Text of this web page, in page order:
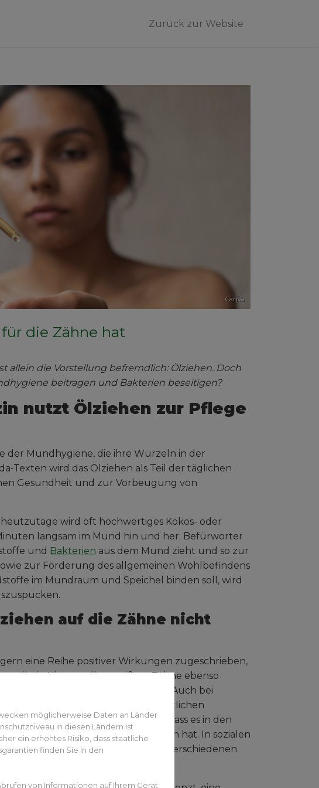
Zurück zur Website
Canva
die Zähne hat
allein die Vorstellung befremdlich: Ölziehen. Doch
beitragen und Bakterien beseitigen?
nutzt Ölziehen zur Pflege
der Mundhygiene, die ihre Wurzeln in der
Texten wird das Ölziehen als Teil der täglichen
Gesundheit und zur Vorbeugung von
wird oft hochwertiges Kokos- oder
langsam im Mund hin und her. Befürworter
und Bakterien aus dem Mund zieht und so zur
zur Förderung des allgemeinen Wohlbefindens
im Mundraum und Speichel binden soll, wird
auf die Zähne nicht
eine Reihe positiver Wirkungen zugeschrieben,
Hierzu sollen weißere Zähne ebenso
. Auch bei
Arthrose sowie weiteren gesundheitlichen
Wenig verwunderlich also, dass es in den
Ländern an Popularität gewonnen hat. In sozialen
wird diese Ayurveda-Technik in verschiedenen
möglicherweise Daten an Länder
in diesen Ländern ist
ein erhöhtes Risiko, dass staatliche
finden Sie in den
von Informationen auf Ihrem Gerät